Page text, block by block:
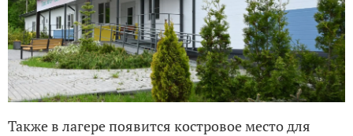
Также в лагере появится костровое место для